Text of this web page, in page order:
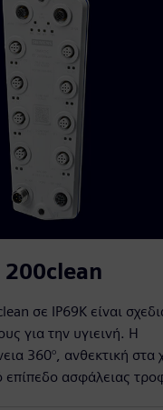
200clean
σε IP69K είναι
για την υγιεινή. Η
360°, ανθεκτική στα
επίπεδο ασφάλειας